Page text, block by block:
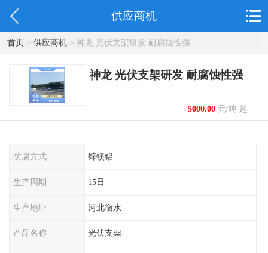
供应商机
首页> 供应商机> 神龙 光伏支架研发 耐腐蚀性强
神龙 光伏支架研发 耐腐蚀性强
5000.00元/吨 起
防腐方式 锌镁铝
生产周期 15日
生产地址 河北衡水
产品名称 光伏支架